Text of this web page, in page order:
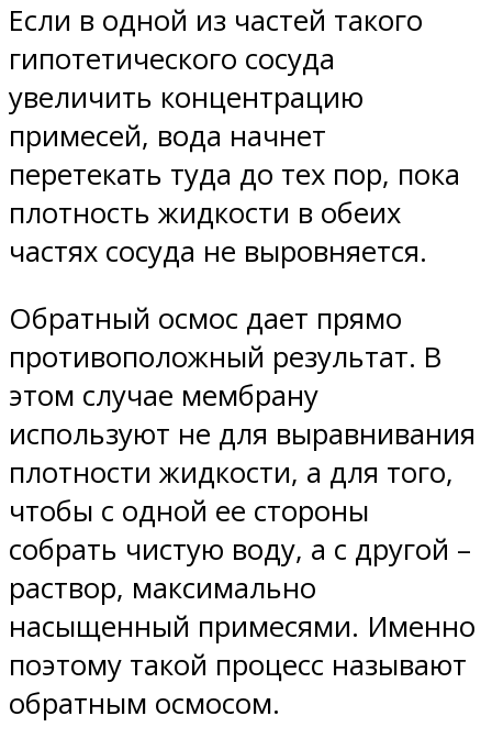
Если в одной из частей такого
гипотетического сосуда
увеличить концентрацию
примесей, вода начнет
перетекать туда до тех пор, пока
плотность жидкости в обеих
частях сосуда не выровняется.
Обратный осмос дает прямо
противоположный результат. В
этом случае мембрану
используют не для выравнивания
плотности жидкости, а для того,
чтобы с одной ее стороны
собрать чистую воду, а с другой –
раствор, максимально
насыщенный примесями. Именно
поэтому такой процесс называют
обратным осмосом.